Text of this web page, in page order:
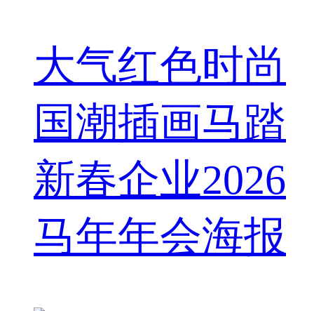
大气红色时尚
国潮插画马踏
新春企业2026
马年年会海报